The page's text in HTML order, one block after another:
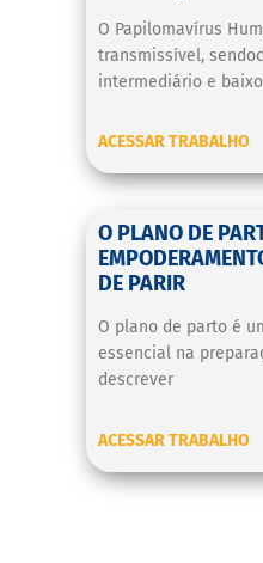
O Papilomavírus
transmissível,
intermediário e
ACESSAR TRABALHO
O PLANO DE
DE PARIR
O plano de parto é
essencial na
descrever
ACESSAR TRABALHO